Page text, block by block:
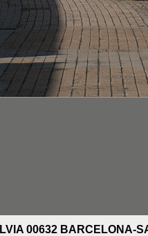
00632 BARCELONA-